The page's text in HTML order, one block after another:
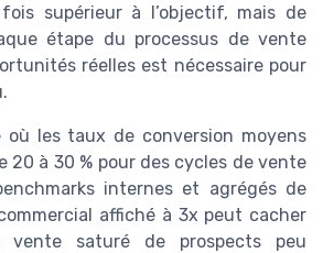
supérieur à l’objectif, mais de
étape du processus de vente
réelles est nécessaire pour
les taux de conversion moyens
à 30 % pour des cycles de vente
internes et agrégés de
affiché à 3x peut cacher
saturé de prospects peu